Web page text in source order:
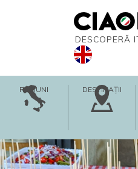
DESCOPERĂ
REGIUNI DESTINAȚII